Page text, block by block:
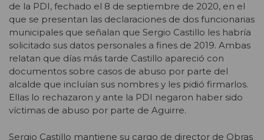
de la PDI, fechado el 8 de septiembre de 2020, en el
que se presentan las declaraciones de dos funcionarias
municipales que señalan que Sergio Castillo les habría
solicitado sus datos personales a fines de 2019. Ambas
relatan que días más tarde Castillo apareció con
documentos sobre casos de abuso por parte del
alcalde que incluían sus nombres y les pidió firmarlos.
Ellas lo rechazaron y ante la PDI negaron haber sido
víctimas de abuso por parte de Aguirre.
Sergio Castillo mantiene su cargo de director de Obras